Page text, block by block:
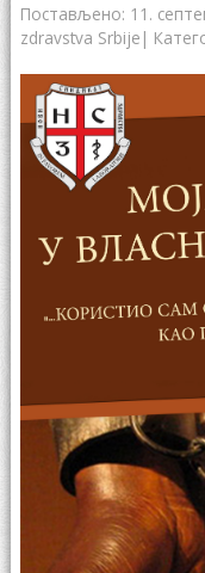
Постављено: 11.
zdravstva Srbije |